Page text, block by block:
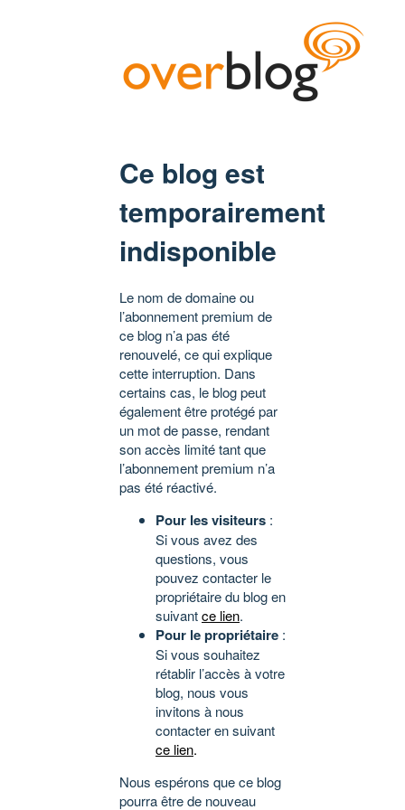
Ce blog est
temporairement
indisponible
Le nom de domaine ou
l’abonnement premium de
ce blog n’a pas été
renouvelé, ce qui explique
cette interruption. Dans
certains cas, le blog peut
également être protégé par
un mot de passe, rendant
son accès limité tant que
l’abonnement premium n’a
pas été réactivé.
Pour les visiteurs :
Si vous avez des
questions, vous
pouvez contacter le
propriétaire du blog en
suivantce lien.
Pour le propriétaire :
Si vous souhaitez
rétablir l’accès à votre
blog, nous vous
invitons à nous
contacter en suivant
ce lien.
Nous espérons que ce blog
pourra être de nouveau